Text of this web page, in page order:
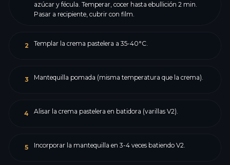
azúcar y fécula. Temperar, cocer hasta ebullición 2 min.
Pasar a recipiente, cubrir con film.
2 Templar la crema pastelera a 35-40°C.
3 Mantequilla pomada (misma temperatura que la crema).
4 Alisar la crema pastelera en batidora (varillas V2).
5 Incorporar la mantequilla en 3-4 veces batiendo V2.